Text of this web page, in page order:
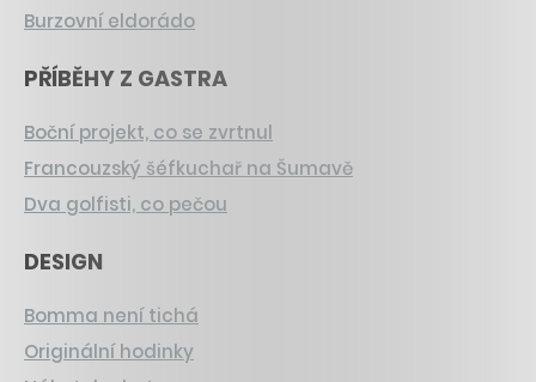
Burzovní eldorádo
PŘÍBĚHY Z GASTRA
Boční projekt, co se zvrtnul
Francouzský šéfkuchař na Šumavě
Dva golfisti, co pečou
DESIGN
Bomma není tichá
Originální hodinky